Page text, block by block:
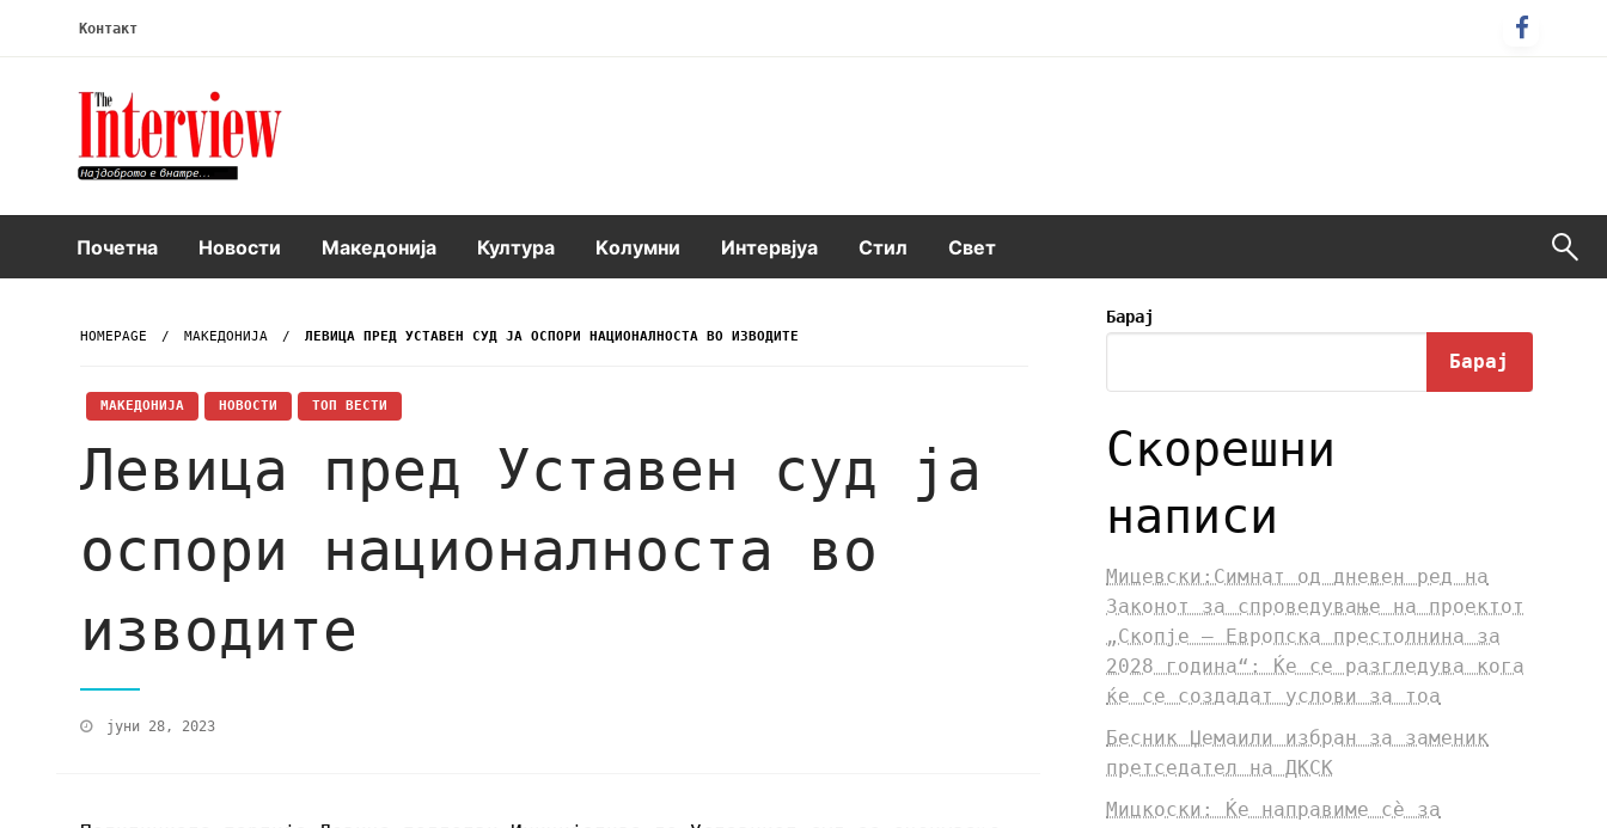
Контакт
Интервју
Почетна Новости Македонија Култура Kолумни Интервјуа Стил Свет
HOMEPAGE МАКЕДОНИЈА ЛЕВИЦА ПРЕД УСТАВЕН СУД ЈА ОСПОРИ НАЦИОНАЛНОСТА ВО ИЗВОДИТЕ
МАКЕДОНИЈА НОВОСТИ ТОП ВЕСТИ
Левица пред Уставен суд ја
оспори националноста во
изводите
јуни 28, 2023
Барај
Барај
Скорешни
написи
Мицевски:Симнат од дневен ред на
Законот за спроведување на проектот
„Скопје – Европска престолнина за
2028 година“: Ќе се разгледува кога
ќе се создадат услови за тоа
Бесник Џемаили избран за заменик
претседател на ДКСК
Мицкоски: Ќе направиме сè за